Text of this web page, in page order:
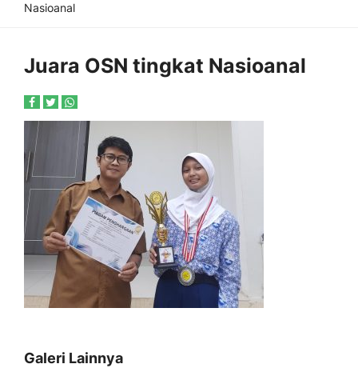
Nasioanal
Juara OSN tingkat Nasioanal
Galeri Lainnya